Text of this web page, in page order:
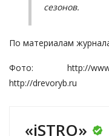
сезонов.
По материалам
Фото: http://
http://drevoryb.ru
«iSTRO»